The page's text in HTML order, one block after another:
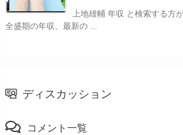
上地雄輔 年収 と検索する方
全盛期の年収、最新の ...
ディスカッション
コメント一覧